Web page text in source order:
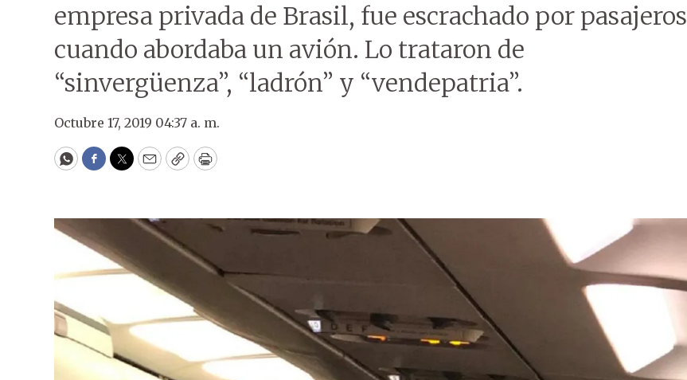
empresa privada de Brasil, fue escrachado por pasajeros
cuando abordaba un avión. Lo trataron de
“sinvergüenza”, “ladrón” y “vendepatria”.
Octubre 17, 2019 04:37 a. m.
WhatsApp
Facebook
Twitter
EmailCopyPrint